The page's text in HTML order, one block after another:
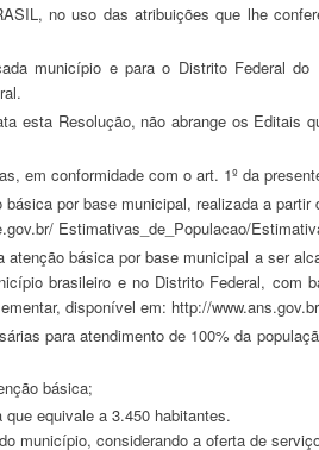
em conformidade com o art. 1º da
Estimativas_de_Populacao/
brasileiro e no Distrito Federal,
disponível em: http://
básica;
que equivale a 3.450 habitantes.